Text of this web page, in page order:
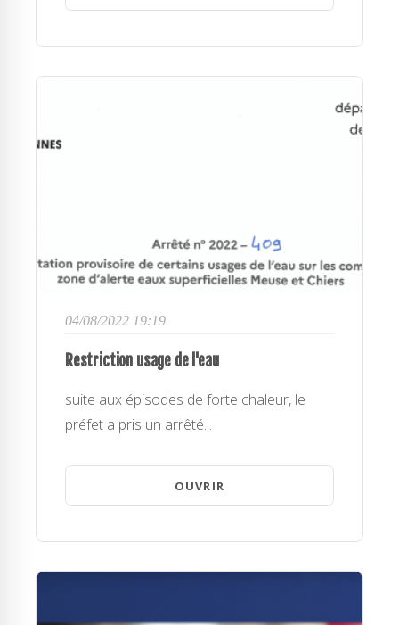
04/08/2022 19:19
Restriction usage de l'eau
suite aux épisodes de forte chaleur, le
préfet a pris un arrêté...
OUVRIR